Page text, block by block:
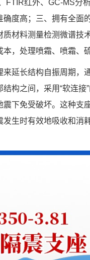
FTIR红外、GC-MS分
度高；三、拥有全面
材料测量检测微谱技
，处理喷霜、喷霜、
延长结构自振周期，
构之间，采用“软连
下免受破坏。这种支
生时有效地吸收和消